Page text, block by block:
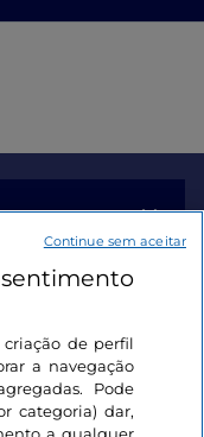
de perfil
a navegação
Pode
categoria) dar,
Continue sem aceitar